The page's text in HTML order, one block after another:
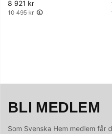
8 921 kr
Ordinarie pris:
10 495 kr
BLI MEDLEM
Som Svenska Hem medlem får